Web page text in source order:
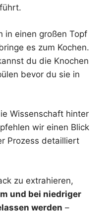
in einen großen Topf
es zum Kochen.
du die Knochen
bevor du sie in
Wissenschaft hinter
wir einen Blick
Prozess detailliert
zu extrahieren,
und bei niedriger
werden –